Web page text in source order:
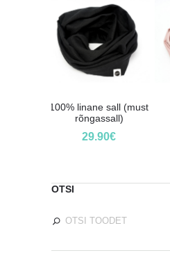
100% linane sall (must
rõngassall)
29.90€
OTSI